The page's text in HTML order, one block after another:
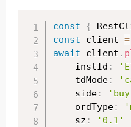
const {
const client =
await client .
    instId
:
    tdMode
:
    side
:
    ordType
:
    sz
:
'0.1'